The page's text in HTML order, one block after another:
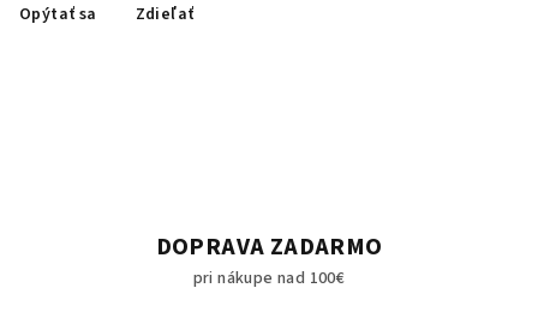
Opýtať sa Zdieľať
DOPRAVA ZADARMO
pri nákupe nad 100€